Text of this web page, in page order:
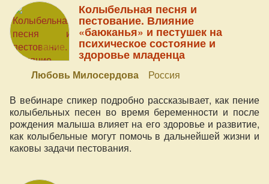
Колыбельная песня и
пестование. Влияние
«баюканья» и пестушек на
психическое состояние и
здоровье младенца
Любовь Милосердова
Россия
В вебинаре спикер подробно рассказывает, как пение
колыбельных песен во время беременности и после
рождения малыша влияет на его здоровье и развитие,
как колыбельные могут помочь в дальнейшей жизни и
каковы задачи пестования.